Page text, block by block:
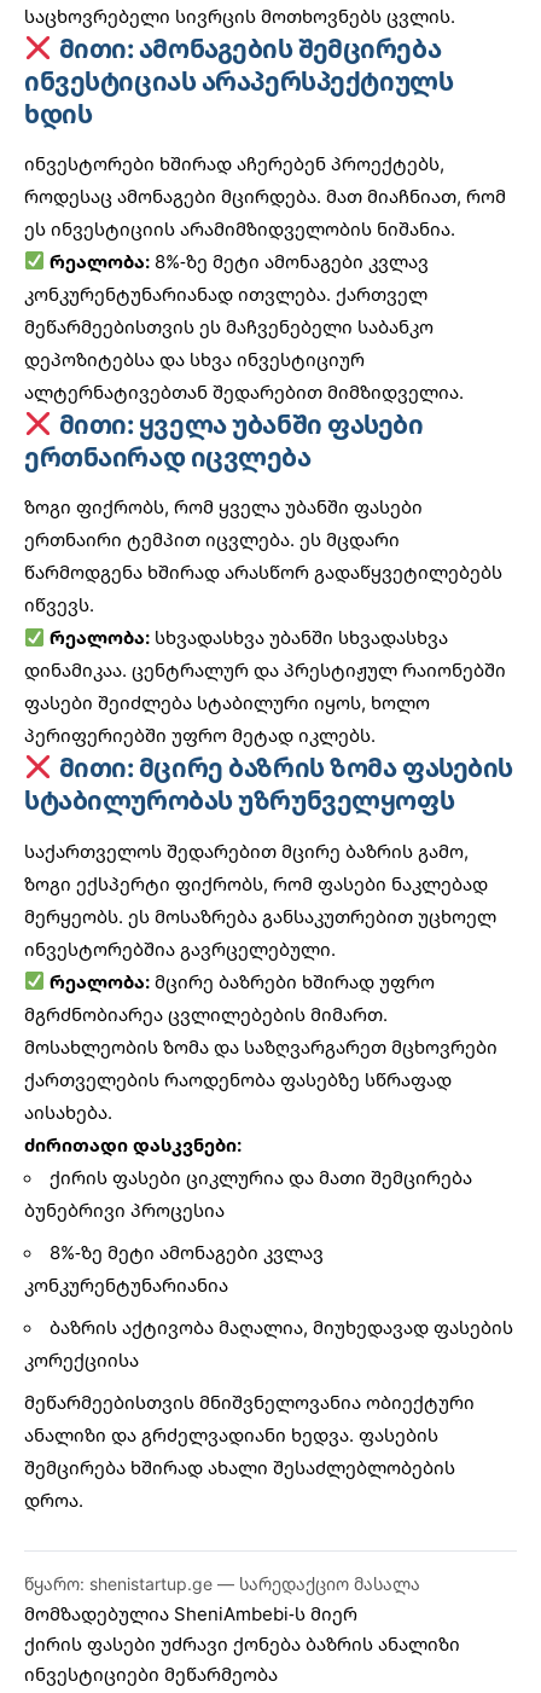
საცხოვრებელი სივრცის მოთხოვნებს ცვლის.
მითი: ამონაგების შემცირება
ინვესტიციას არაპერსპექტიულს
ხდის
ინვესტორები ხშირად აჩერებენ პროექტებს,
როდესაც ამონაგები მცირდება. მათ მიაჩნიათ, რომ
ეს ინვესტიციის არამიმზიდველობის ნიშანია.
რეალობა: 8%-ზე მეტი ამონაგები კვლავ
კონკურენტუნარიანად ითვლება. ქართველ
მეწარმეებისთვის ეს მაჩვენებელი საბანკო
დეპოზიტებსა და სხვა ინვესტიციურ
ალტერნატივებთან შედარებით მიმზიდველია.
მითი: ყველა უბანში ფასები
ერთნაირად იცვლება
ზოგი ფიქრობს, რომ ყველა უბანში ფასები
ერთნაირი ტემპით იცვლება. ეს მცდარი
წარმოდგენა ხშირად არასწორ გადაწყვეტილებებს
იწვევს.
რეალობა: სხვადასხვა უბანში სხვადასხვა
დინამიკაა. ცენტრალურ და პრესტიჟულ რაიონებში
ფასები შეიძლება სტაბილური იყოს, ხოლო
პერიფერიებში უფრო მეტად იკლებს.
მითი: მცირე ბაზრის ზომა ფასების
სტაბილურობას უზრუნველყოფს
საქართველოს შედარებით მცირე ბაზრის გამო,
ზოგი ექსპერტი ფიქრობს, რომ ფასები ნაკლებად
მერყეობს. ეს მოსაზრება განსაკუთრებით უცხოელ
ინვესტორებშია გავრცელებული.
რეალობა: მცირე ბაზრები ხშირად უფრო
მგრძნობიარეა ცვლილებების მიმართ.
მოსახლეობის ზომა და საზღვარგარეთ მცხოვრები
ქართველების რაოდენობა ფასებზე სწრაფად
აისახება.
ძირითადი დასკვნები:
ქირის ფასები ციკლურია და მათი შემცირება
ბუნებრივი პროცესია
8%-ზე მეტი ამონაგები კვლავ
კონკურენტუნარიანია
ბაზრის აქტივობა მაღალია, მიუხედავად ფასების
კორექციისა
მეწარმეებისთვის მნიშვნელოვანია ობიექტური
ანალიზი და გრძელვადიანი ხედვა. ფასების
შემცირება ხშირად ახალი შესაძლებლობების
დროა.
წყარო: shenistartup.ge — სარედაქციო მასალა
მომზადებულია SheniAmbebi-ს მიერ
ქირის ფასები უძრავი ქონება ბაზრის ანალიზი
ინვესტიციები მეწარმეობა